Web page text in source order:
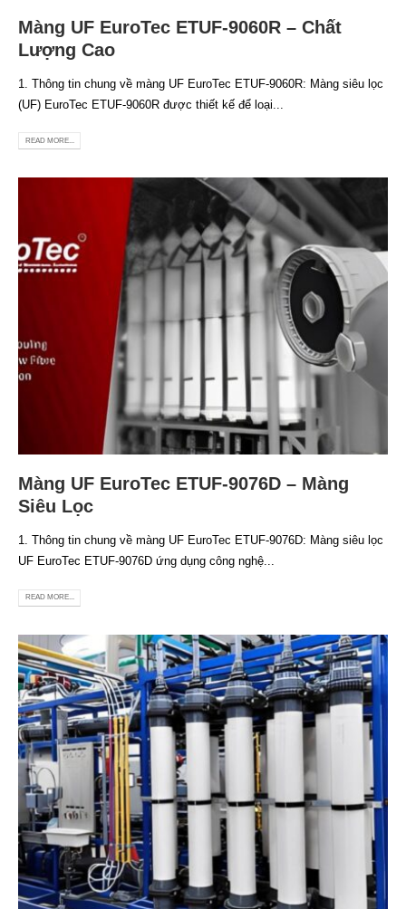
Màng UF EuroTec ETUF-9060R – Chất
Lượng Cao
1. Thông tin chung về màng UF EuroTec ETUF-9060R: Màng siêu lọc
(UF) EuroTec ETUF-9060R được thiết kế để loại...
READ MORE...
Màng UF EuroTec ETUF-9076D – Màng
Siêu Lọc
1. Thông tin chung về màng UF EuroTec ETUF-9076D: Màng siêu lọc
UF EuroTec ETUF-9076D ứng dụng công nghệ...
READ MORE...